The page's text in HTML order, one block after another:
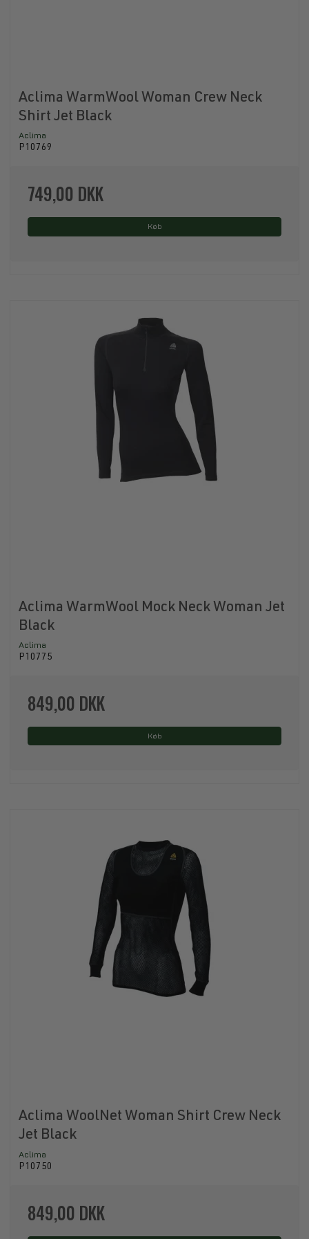
Aclima WarmWool Woman Crew Neck
Shirt Jet Black
Aclima
P10769
749,00 DKK
Køb
Aclima WarmWool Mock Neck Woman Jet
Black
Aclima
P10775
849,00 DKK
Køb
Aclima WoolNet Woman Shirt Crew Neck
Jet Black
Aclima
P10750
849,00 DKK